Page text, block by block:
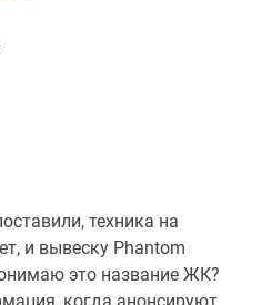
техника на
и вывеску Phantom
это название ЖК?